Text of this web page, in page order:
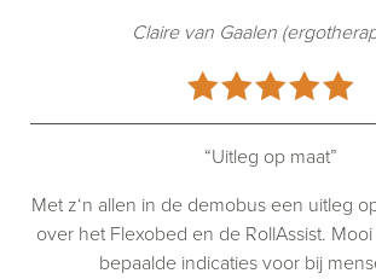
Claire van Gaalen
“Uitleg op maat”
Met z‘n allen in de demobus een uitleg
over het Flexobed en de RollAssist.
bepaalde indicaties voor bij